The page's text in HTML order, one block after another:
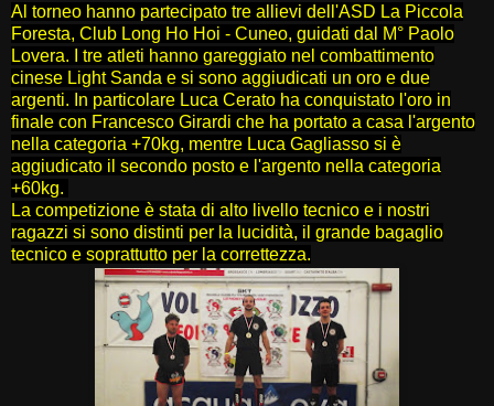
Al torneo hanno partecipato tre allievi dell'ASD La Piccola
Foresta, Club Long Ho Hoi - Cuneo, guidati dal M° Paolo
Lovera. I tre atleti hanno gareggiato nel combattimento
cinese Light Sanda e si sono aggiudicati un oro e due
argenti. In particolare Luca Cerato ha conquistato l'oro in
finale con Francesco Girardi che ha portato a casa l'argento
nella categoria +70kg, mentre Luca Gagliasso si è
aggiudicato il secondo posto e l'argento nella categoria
+60kg.
La competizione è stata di alto livello tecnico e i nostri
ragazzi si sono distinti per la lucidità, il grande bagaglio
tecnico e soprattutto per la correttezza.